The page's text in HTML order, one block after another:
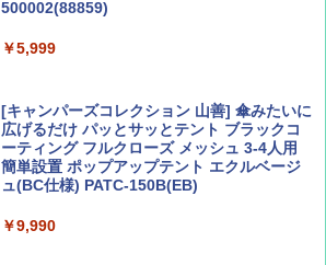
AIRLINE（エアライン）2026年9月号【特
集】ボーイング110周年を祝して！
￥1,760
ァキア 2026～2027 地球の歩き方A ヨーロッ
￥2,277
新しい日本地理 地図・統計・移動から読み
解く (講談社現代新書)
￥1,540
500002(88859)
￥5,999
[キャンパーズコレクション 山善] 傘みたいに
広げるだけ パッとサッとテント ブラックコ
ーティング フルクローズ メッシュ 3-4人用
簡単設置 ポップアップテント エクルベージ
ュ(BC仕様) PATC-150B(EB)
￥9,990